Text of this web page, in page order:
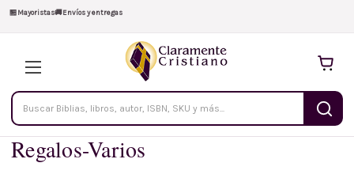
🏪Mayoristas🚚Envíos y entregas
Buscar
productos
Regalos-Varios